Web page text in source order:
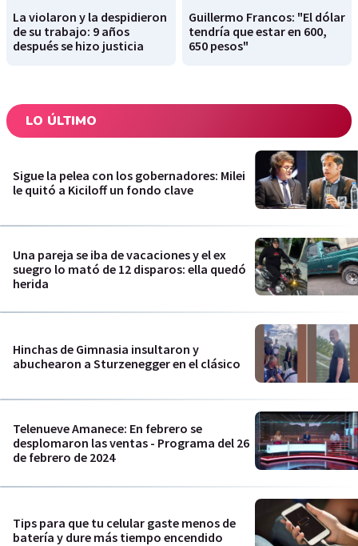
La violaron y la despidieron
de su trabajo: 9 años
después se hizo justicia
Guillermo Francos: "El dólar
tendría que estar en 600,
650 pesos"
LO ÚLTIMO
Sigue la pelea con los gobernadores: Milei
le quitó a Kiciloff un fondo clave
Una pareja se iba de vacaciones y el ex
suegro lo mató de 12 disparos: ella quedó
herida
Hinchas de Gimnasia insultaron y
abuchearon a Sturzenegger en el clásico
Telenueve Amanece: En febrero se
desplomaron las ventas - Programa del 26
de febrero de 2024
Tips para que tu celular gaste menos de
batería y dure más tiempo encendido